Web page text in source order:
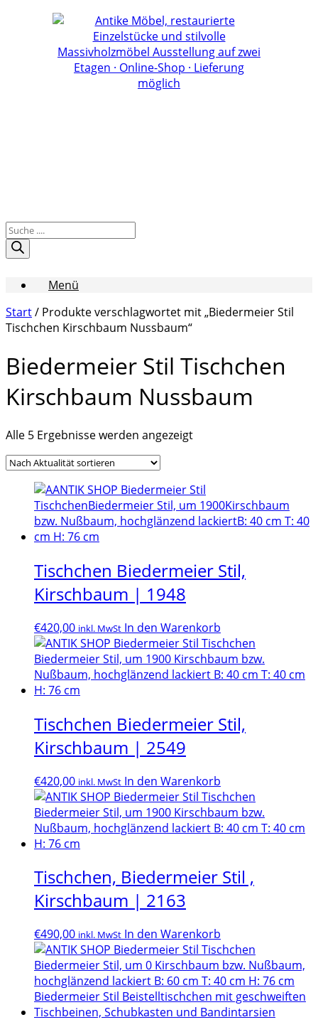
Products
search
Menü
Start/ Produkte verschlagwortet mit „Biedermeier Stil
Tischchen Kirschbaum Nussbaum“
Biedermeier Stil Tischchen
Kirschbaum Nussbaum
Alle 5 Ergebnisse werden angezeigtNach
Tischchen Biedermeier Stil,
Kirschbaum | 1948
€420,00 inkl. MwSt In den Warenkorb
Tischchen Biedermeier Stil,
Kirschbaum | 2549
€420,00 inkl. MwSt In den Warenkorb
Tischchen, Biedermeier Stil ,
Kirschbaum | 2163
€490,00 inkl. MwSt In den Warenkorb